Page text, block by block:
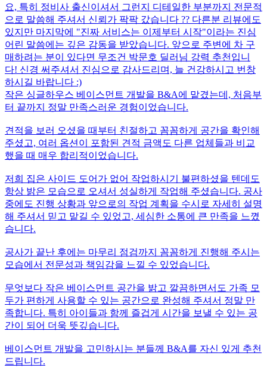
요, 특히 정비사 출신이셔서 그런지 디테일한 부분까지 전문적
으로 말씀해 주셔서 신뢰가 팍팍 갔습니다 ?? 다른분 리뷰에도
있지만 마지막에 "진짜 서비스는 이제부터 시작"이라는 진심
어린 말씀에는 깊은 감동을 받았습니다. 앞으로 주변에 차 구
매하려는 분이 있다면 무조건 박문호 딜러님 강력 추천입니
다! 신경 써주셔서 진심으로 감사드리며, 늘 건강하시고 번창
하시길 바랍니다 :)
작은 싱글하우스 베이스먼트 개발을 B&A에 맡겼는데, 처음부
터 끝까지 정말 만족스러운 경험이었습니다.
견적을 보러 오셨을 때부터 친절하고 꼼꼼하게 공간을 확인해
주셨고, 여러 옵션이 포함된 견적 금액도 다른 업체들과 비교
했을 때 매우 합리적이었습니다.
저희 집은 사이드 도어가 없어 작업하시기 불편하셨을 텐데도
항상 밝은 모습으로 오셔서 성실하게 작업해 주셨습니다. 공사
중에도 진행 상황과 앞으로의 작업 계획을 수시로 자세히 설명
해 주셔서 믿고 맡길 수 있었고, 세심한 소통에 큰 만족을 느꼈
습니다.
공사가 끝난 후에는 마무리 점검까지 꼼꼼하게 진행해 주시는
모습에서 전문성과 책임감을 느낄 수 있었습니다.
무엇보다 작은 베이스먼트 공간을 밝고 깔끔하면서도 가족 모
두가 편하게 사용할 수 있는 공간으로 완성해 주셔서 정말 만
족합니다. 특히 아이들과 함께 즐겁게 시간을 보낼 수 있는 공
간이 되어 더욱 뜻깊습니다.
베이스먼트 개발을 고민하시는 분들께 B&A를 자신 있게 추천
드립니다.